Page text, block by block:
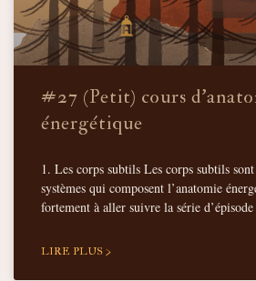
#27 (Petit) cours
énergétique
1. Les corps subtils Les corps subtils
systèmes qui composent l’anatomie
fortement à aller suivre la série d’épisode
LIRE PLUS >